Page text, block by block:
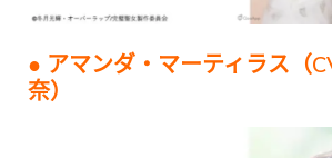
● アマンダ・マーティラス（
奈）